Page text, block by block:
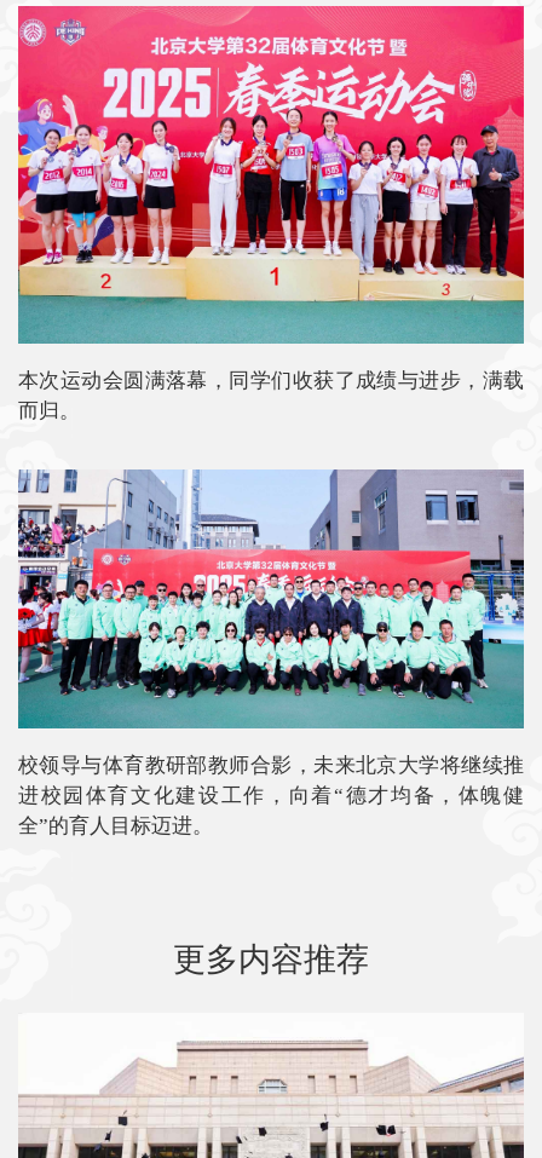
本次运动会圆满落幕，同学们收获了成绩与进步，满载
而归。
校领导与体育教研部教师合影，未来北京大学将继续推
进校园体育文化建设工作，向着“德才均备，体魄健
全”的育人目标迈进。
更多内容推荐